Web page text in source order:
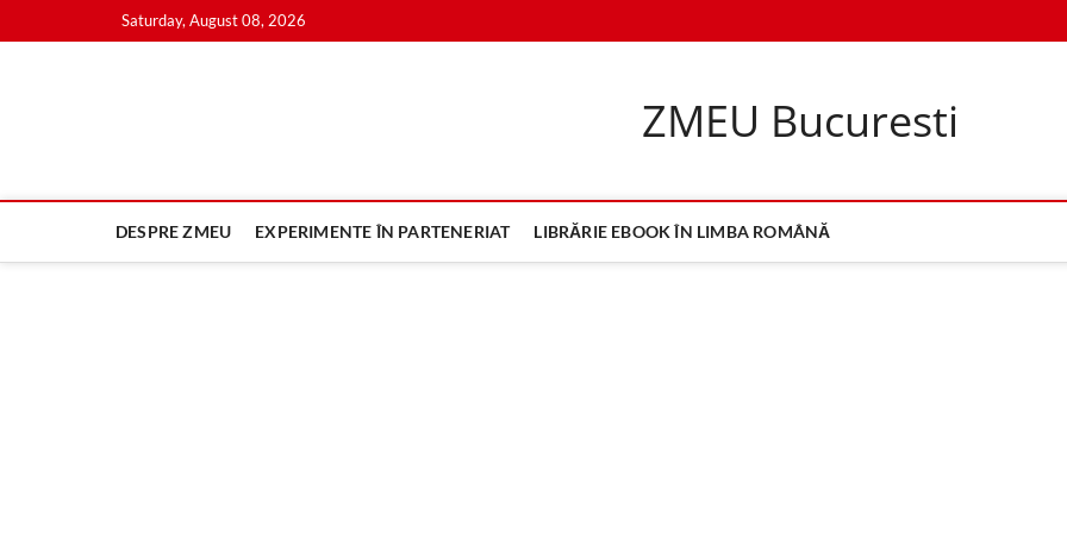
to
Saturday, August 08, 2026
ZMEU Bucuresti
DESPRE ZMEU EXPERIMENTE ÎN PARTENERIAT LIBRĂRIE EBOOK ÎN LIMBA ROMÂNĂ